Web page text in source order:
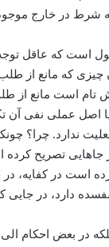
شرط در خارج
است که عاقل
آن چیزی که مانع
تام است مانع از
یا اصل عملی نفی
ندارد. چرا؟
جاهایی تصریح
است در
‌مفسده دارد، ‌در
در بعض احکام